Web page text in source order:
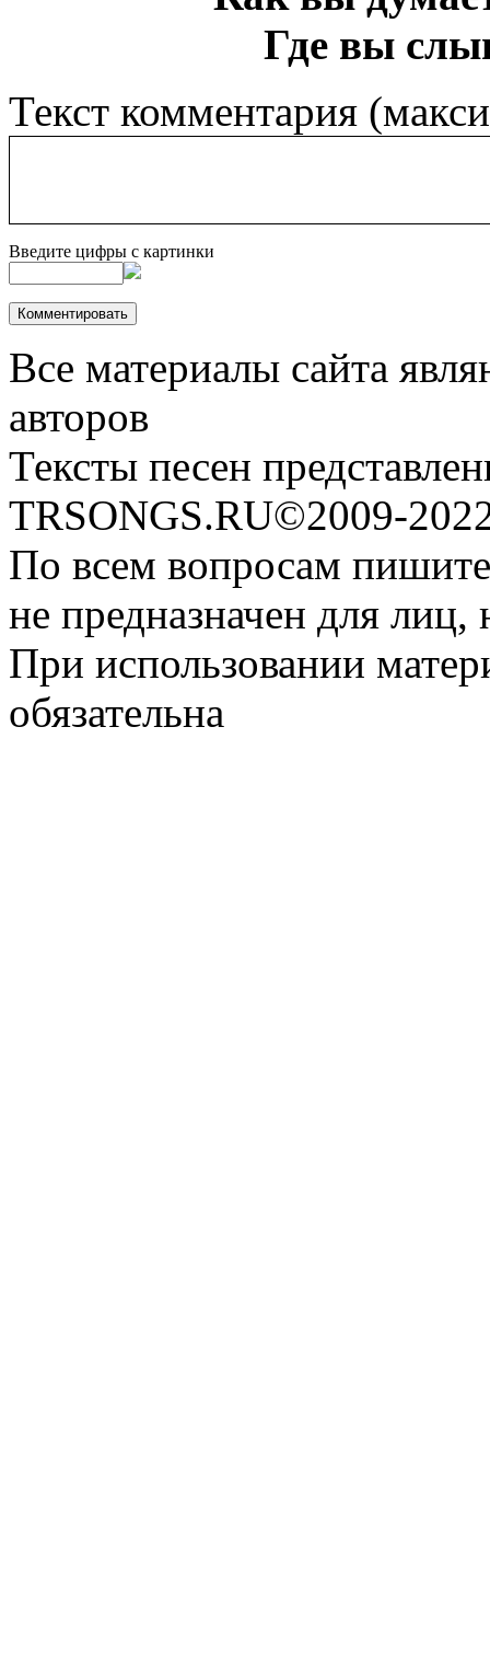
Где вы
Текст комментария
Введите цифры с картинки
Все материалы сайта
авторов
Тексты песен
TRSONGS.RU©2009-
По всем вопросам
не предназначен для
При использовании
обязательна